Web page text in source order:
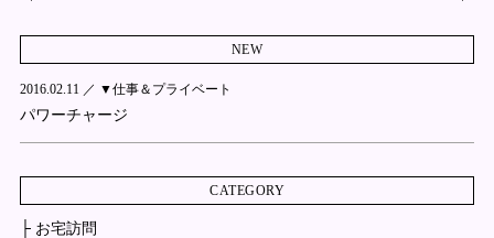
NEW
2016.02.11 ／ ▼仕事＆プライベート
パワーチャージ
CATEGORY
├ お宅訪問